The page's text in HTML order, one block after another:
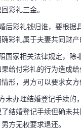
彩礼三金。
后彩礼钱归谁，要根据
确彩礼属于夫妻共同财
国家相关法律规定，除
给付彩礼的行为造成
形，男方可以要求女
未办理结婚登记手续的
结婚登记手续但确未
方无权要求退还。
方提出离
）已经登记
归还。（
较长的，